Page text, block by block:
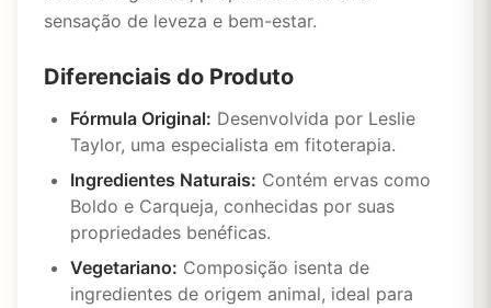
sensação de leveza e bem-estar.
Diferenciais do Produto
Fórmula Original: Desenvolvida por Leslie
Taylor, uma especialista em fitoterapia.
Ingredientes Naturais: Contém ervas como
Boldo e Carqueja, conhecidas por suas
propriedades benéficas.
Vegetariano: Composição isenta de
ingredientes de origem animal, ideal para